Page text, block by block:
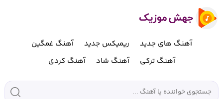
آهنگ های جدید ریمیکس جدید
آهنگ غمگین
آهنگ ترکی
آهنگ شاد آهنگ کردی